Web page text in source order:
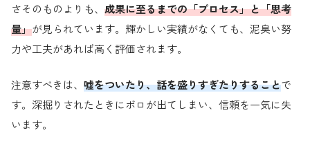
さそのものよりも、 成果に至るまでの「プロセス」と「思考
量」が見られています。輝かしい実績がなくても、泥臭い努
力や工夫があれば高く評価されます。
注意すべきは、 嘘をついたり、話を盛りすぎたりすることで
す。深掘りされたときにボロが出てしまい、信頼を一気に失
います。